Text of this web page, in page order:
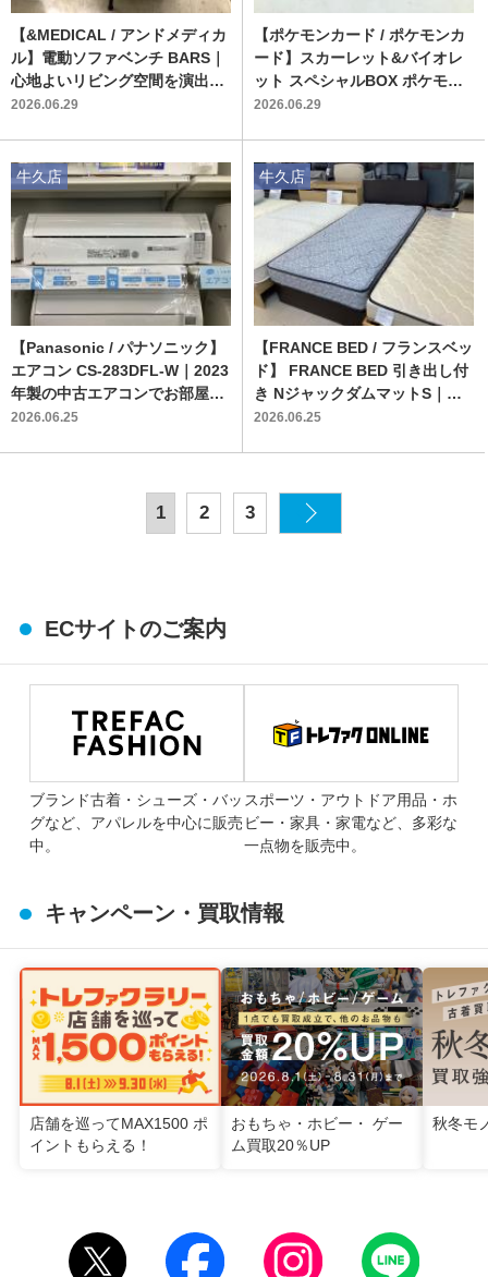
【&MEDICAL / アンドメディカ
ル】電動ソファベンチ BARS｜
心地よいリビング空間を演出す
る中古家具が入荷！
2026.06.29
【ポケモンカード / ポケモンカ
ード】スカーレット&バイオレ
ット スペシャルBOX ポケモン
センターヒロシマ限定品が牛久
2026.06.29
【Panasonic / パナソニック】
エアコン CS-283DFL-W｜2023
年製の中古エアコンでお部屋を
年中快適に
2026.06.25
牛久店
【FRANCE BED / フランスベッ
ド】 FRANCE BED 引き出し付
き NジャックダムマットS｜限
られた空間を有効活用する中古
2026.06.25
牛久店
1 2 3
ECサイトのご案内
ブランド古着・シューズ・バッ
グなど、アパレルを中心に販売
中。
スポーツ・アウトドア用品・ホ
ビー・家具・家電など、多彩な
一点物を販売中。
キャンペーン・買取情報
店舗を巡ってMAX1500 ポ
イントもらえる！
おもちゃ・ホビー・ ゲー
ム買取20％UP
秋冬モ